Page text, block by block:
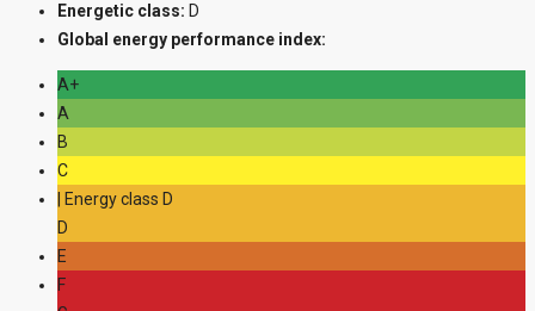
Energetic class: D
Global energy performance index:
A+
A
B
C
| Energy class D
D
E
F